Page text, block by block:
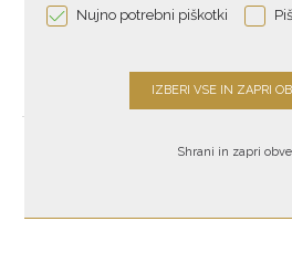
PLENQ
€ 1.099,00
Nujno potrebni piškotki
Shrani in zapri